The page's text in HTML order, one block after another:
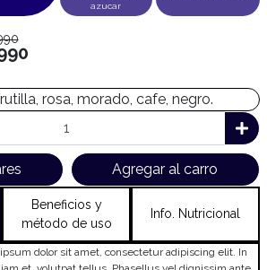
azucar
rosa, morado, cafe, negro.
Agregar al carro
Beneficios y
método de uso
Info. Nutricional
dolor sit amet, consectetur adipiscing elit. In